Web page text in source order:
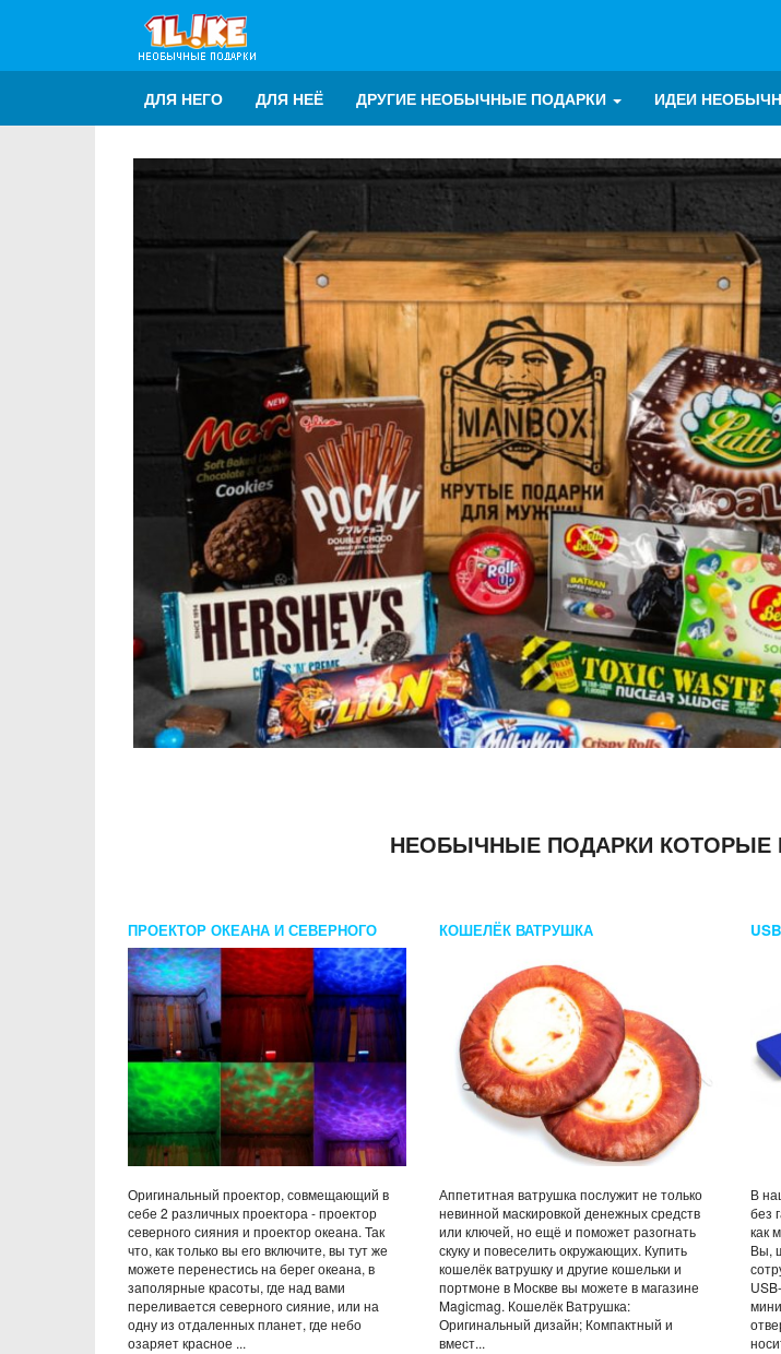
ДЛЯ НЕГО ДЛЯ НЕЁ ДРУГИЕ НЕОБЫЧНЫЕ ПОДАРКИ ИДЕИ
НЕОБЫЧНЫЕ ПОДАРКИ КОТОРЫЕ
ПРОЕКТОР ОКЕАНА И СЕВЕРНОГО
СИЯНИЯ: 2 В 1
Оригинальный проектор, совмещающий в
себе 2 различных проектора - проектор
северного сияния и проектор океана. Так
что, как только вы его включите, вы тут же
можете перенестись на берег океана, в
заполярные красоты, где над вами
переливается северного сияние, или на
одну из отдаленных планет, где небо
озаряет красное ...
КОШЕЛЁК ВАТРУШКА
Аппетитная ватрушка послужит не только
невинной маскировкой денежных средств
или ключей, но ещё и поможет разогнать
скуку и повеселить окружающих. Купить
кошелёк ватрушку и другие кошельки и
портмоне в Москве вы можете в магазине
Magicmag. Кошелёк Ватрушка:
Оригинальный дизайн; Компактный и
вмест...
В
без
как
Вы,